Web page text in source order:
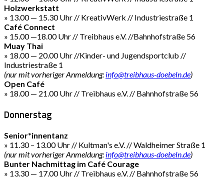
Holzwerkstatt
» 13.00 — 15.30 Uhr // KreativWerk // Industriestraße 1
Café Connect
» 15.00 —18.00 Uhr // Treibhaus e.V. //Bahnhofstraße 56
Muay Thai
» 18.00 — 20.00 Uhr //Kinder- und Jugendsportclub //
Industriestraße 1
(nur mit vorheriger Anmeldung: info@treibhaus-doebeln.de)
Open Café
» 18.00 — 21.00 Uhr // Treibhaus e.V. // Bahnhofstraße 56
Donnerstag
Senior*innentanz
» 11.30 – 13.00 Uhr // Kultman's e.V. // Waldheimer Straße 1
(nur mit vorheriger Anmeldung: info@treibhaus-doebeln.de)
Bunter Nachmittag im Café Courage
» 13.30 — 17.00 Uhr // Treibhaus e.V. // Bahnhofstraße 56